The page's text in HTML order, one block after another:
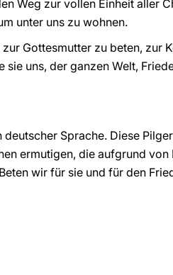
Weg zur vollen Einheit aller
unter uns zu wohnen.
Gottesmutter zu beten, zur
uns, der ganzen Welt,
Sprache. Diese
ermutigen, die aufgrund
wir für sie und für den